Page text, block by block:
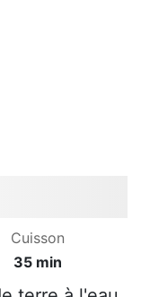
Cuisson
35 min